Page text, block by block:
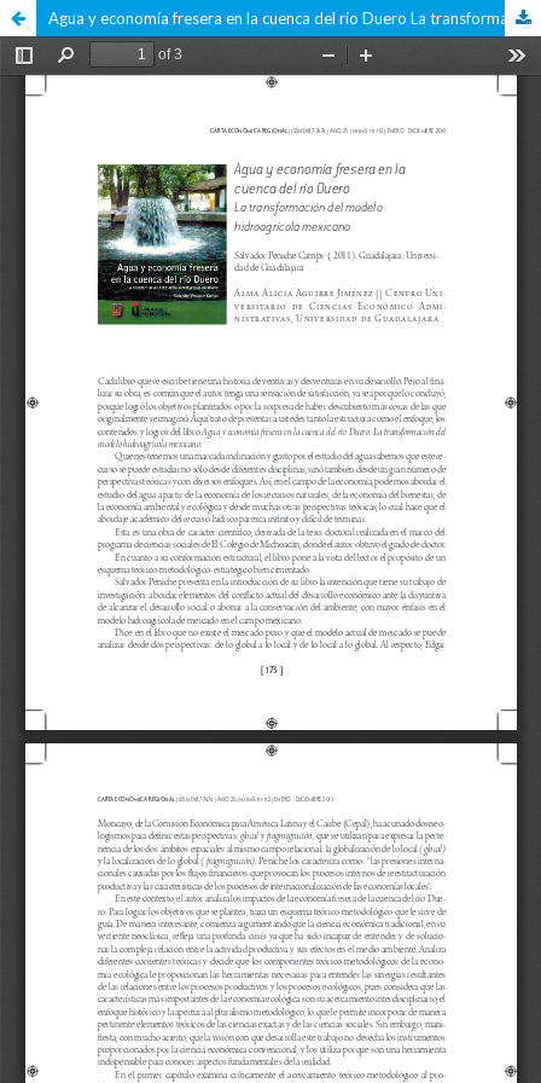
Agua y economía fresera en la cuenca del río Duero La transformación del modelo hidroagrícola mexicano